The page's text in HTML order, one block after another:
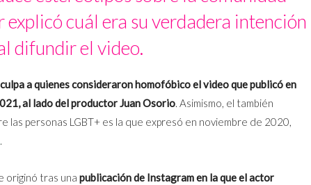
explicó cuál era su verdadera intención
difundir el video.
a quienes consideraron homofóbico el video que publicó en
al lado del productor Juan Osorio. Asimismo, el también
las personas LGBT+ es la que expresó en noviembre de 2020,
.
originó tras una publicación de Instagram en la que el actor